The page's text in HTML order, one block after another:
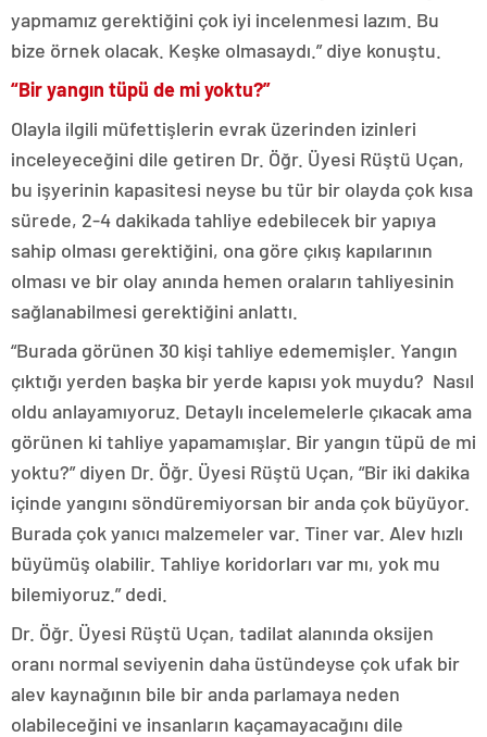
yapmamız gerektiğini çok iyi incelenmesi lazım. Bu
bize örnek olacak. Keşke olmasaydı.” diye konuştu.
“Bir yangın tüpü de mi yoktu?”
Olayla ilgili müfettişlerin evrak üzerinden izinleri
inceleyeceğini dile getiren Dr. Öğr. Üyesi Rüştü Uçan,
bu işyerinin kapasitesi neyse bu tür bir olayda çok kısa
sürede, 2-4 dakikada tahliye edebilecek bir yapıya
sahip olması gerektiğini, ona göre çıkış kapılarının
olması ve bir olay anında hemen oraların tahliyesinin
sağlanabilmesi gerektiğini anlattı.
“Burada görünen 30 kişi tahliye edememişler. Yangın
çıktığı yerden başka bir yerde kapısı yok muydu? Nasıl
oldu anlayamıyoruz. Detaylı incelemelerle çıkacak ama
görünen ki tahliye yapamamışlar. Bir yangın tüpü de mi
yoktu?” diyen Dr. Öğr. Üyesi Rüştü Uçan, “Bir iki dakika
içinde yangını söndüremiyorsan bir anda çok büyüyor.
Burada çok yanıcı malzemeler var. Tiner var. Alev hızlı
büyümüş olabilir. Tahliye koridorları var mı, yok mu
bilemiyoruz.” dedi.
Dr. Öğr. Üyesi Rüştü Uçan, tadilat alanında oksijen
oranı normal seviyenin daha üstündeyse çok ufak bir
alev kaynağının bile bir anda parlamaya neden
olabileceğini ve insanların kaçamayacağını dile